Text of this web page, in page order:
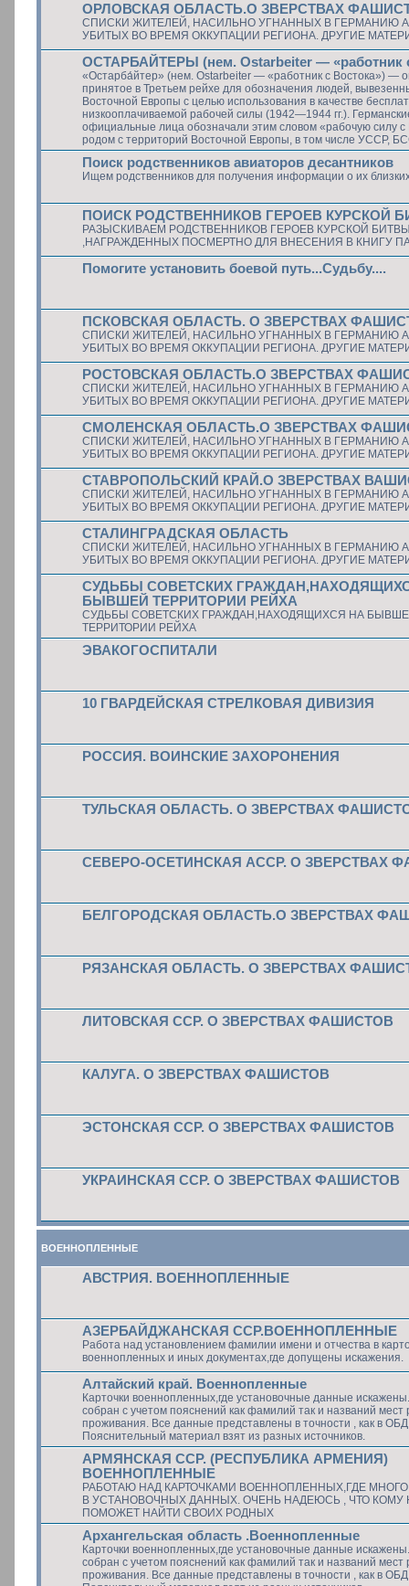
ОРЛОВСКАЯ ОБЛАСТЬ.О ЗВЕРСТВАХ
СПИСКИ ЖИТЕЛЕЙ, НАСИЛЬНО УГНАННЫХ В ГЕРМАНИЮ
УБИТЫХ ВО ВРЕМЯ ОККУПАЦИИ РЕГИОНА. ДРУГИЕ
ОСТАРБАЙТЕРЫ (нем. Ostarbeiter — «работник
«Остарба́йтер» (нем. Ostarbeiter — «работник с Востока») —
принятое в Третьем рейхе для обозначения людей,
Восточной Европы с целью использования в качестве
низкооплачиваемой рабочей силы (1942—1944 гг.).
официальные лица обозначали этим словом «рабочую силу с
родом с территорий Восточной Европы, в том числе УССР,
Поиск родственников авиаторов десантников
Ищем родственников для получения информации о их
ПОИСК РОДСТВЕННИКОВ ГЕРОЕВ КУРСКОЙ
РАЗЫСКИВАЕМ РОДСТВЕННИКОВ ГЕРОЕВ КУРСКОЙ
,НАГРАЖДЕННЫХ ПОСМЕРТНО ДЛЯ ВНЕСЕНИЯ В КНИГУ
Помогите установить боевой путь...Судьбу....
ПСКОВСКАЯ ОБЛАСТЬ. О ЗВЕРСТВАХ
СПИСКИ ЖИТЕЛЕЙ, НАСИЛЬНО УГНАННЫХ В ГЕРМАНИЮ
УБИТЫХ ВО ВРЕМЯ ОККУПАЦИИ РЕГИОНА. ДРУГИЕ
РОСТОВСКАЯ ОБЛАСТЬ.О ЗВЕРСТВАХ
СПИСКИ ЖИТЕЛЕЙ, НАСИЛЬНО УГНАННЫХ В ГЕРМАНИЮ
УБИТЫХ ВО ВРЕМЯ ОККУПАЦИИ РЕГИОНА. ДРУГИЕ
СМОЛЕНСКАЯ ОБЛАСТЬ.О ЗВЕРСТВАХ
СПИСКИ ЖИТЕЛЕЙ, НАСИЛЬНО УГНАННЫХ В ГЕРМАНИЮ
УБИТЫХ ВО ВРЕМЯ ОККУПАЦИИ РЕГИОНА. ДРУГИЕ
СТАВРОПОЛЬСКИЙ КРАЙ.О ЗВЕРСТВАХ
СПИСКИ ЖИТЕЛЕЙ, НАСИЛЬНО УГНАННЫХ В ГЕРМАНИЮ
УБИТЫХ ВО ВРЕМЯ ОККУПАЦИИ РЕГИОНА. ДРУГИЕ
СТАЛИНГРАДСКАЯ ОБЛАСТЬ
СПИСКИ ЖИТЕЛЕЙ, НАСИЛЬНО УГНАННЫХ В ГЕРМАНИЮ
УБИТЫХ ВО ВРЕМЯ ОККУПАЦИИ РЕГИОНА. ДРУГИЕ
СУДЬБЫ СОВЕТСКИХ
БЫВШЕЙ ТЕРРИТОРИИ РЕЙХА
СУДЬБЫ СОВЕТСКИХ ГРАЖДАН,НАХОДЯЩИХСЯ НА
ТЕРРИТОРИИ РЕЙХА
ЭВАКОГОСПИТАЛИ
10 ГВАРДЕЙСКАЯ СТРЕЛКОВАЯ ДИВИЗИЯ
РОССИЯ. ВОИНСКИЕ ЗАХОРОНЕНИЯ
ТУЛЬСКАЯ ОБЛАСТЬ. О ЗВЕРСТВАХ
СЕВЕРО-ОСЕТИНСКАЯ АССР. О ЗВЕРСТВАХ
БЕЛГОРОДСКАЯ ОБЛАСТЬ.О ЗВЕРСТВАХ
РЯЗАНСКАЯ ОБЛАСТЬ. О ЗВЕРСТВАХ
ЛИТОВСКАЯ ССР. О ЗВЕРСТВАХ ФАШИСТОВ
КАЛУГА. О ЗВЕРСТВАХ ФАШИСТОВ
ЭСТОНСКАЯ ССР. О ЗВЕРСТВАХ ФАШИСТОВ
УКРАИНСКАЯ ССР. О ЗВЕРСТВАХ ФАШИСТОВ
ВОЕННОПЛЕННЫЕ
АВСТРИЯ. ВОЕННОПЛЕННЫЕ
АЗЕРБАЙДЖАНСКАЯ ССР.ВОЕННОПЛЕННЫЕ
Работа над установлением фамилии имени и отчества в
военнопленных и иных документах,где допущены искажения.
Алтайский край. Военнопленные
Карточки военнопленных,где установочные данные
собран с учетом пояснений как фамилий так и названий мест
проживания. Все данные представлены в точности , как в
Пояснительный материал взят из разных источников.
АРМЯНСКАЯ ССР. (РЕСПУБЛИКА АРМЕНИЯ)
ВОЕННОПЛЕННЫЕ
РАБОТАЮ НАД КАРТОЧКАМИ ВОЕННОПЛЕННЫХ,ГДЕ
В УСТАНОВОЧНЫХ ДАННЫХ. ОЧЕНЬ НАДЕЮСЬ , ЧТО КОМУ
ПОМОЖЕТ НАЙТИ СВОИХ РОДНЫХ
Архангельская область .Военнопленные
Карточки военнопленных,где установочные данные
собран с учетом пояснений как фамилий так и названий мест
проживания. Все данные представлены в точности , как в